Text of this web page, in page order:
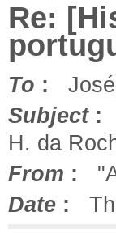
Re:
To : José
Subject:
H. da
From :
Date :